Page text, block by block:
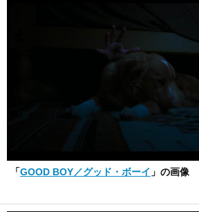
「GOOD BOY／グッド・ボーイ 」の画像